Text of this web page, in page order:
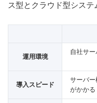
ス型とクラウド型システ
運用環境
自社サ
導入スピード
サーバー
がかかる